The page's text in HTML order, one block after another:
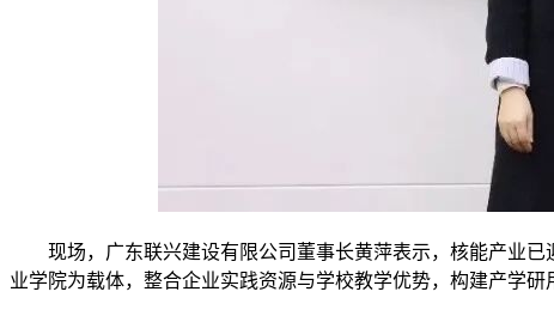
现场，广东联兴建设有限公司董事长黄萍表示，核能产业
业学院为载体，整合企业实践资源与学校教学优势，构建产学